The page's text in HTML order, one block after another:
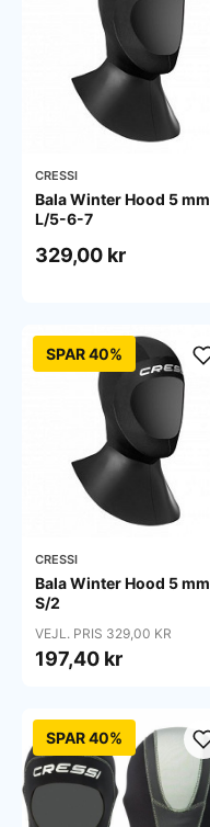
CRESSI
Bala Winter Hood 5 mm
L/5-6-7
329,00 kr
SPAR 40%
CRESSI
Bala Winter Hood 5 mm
S/2
VEJL. PRIS 329,00 KR
197,40 kr
SPAR 40%